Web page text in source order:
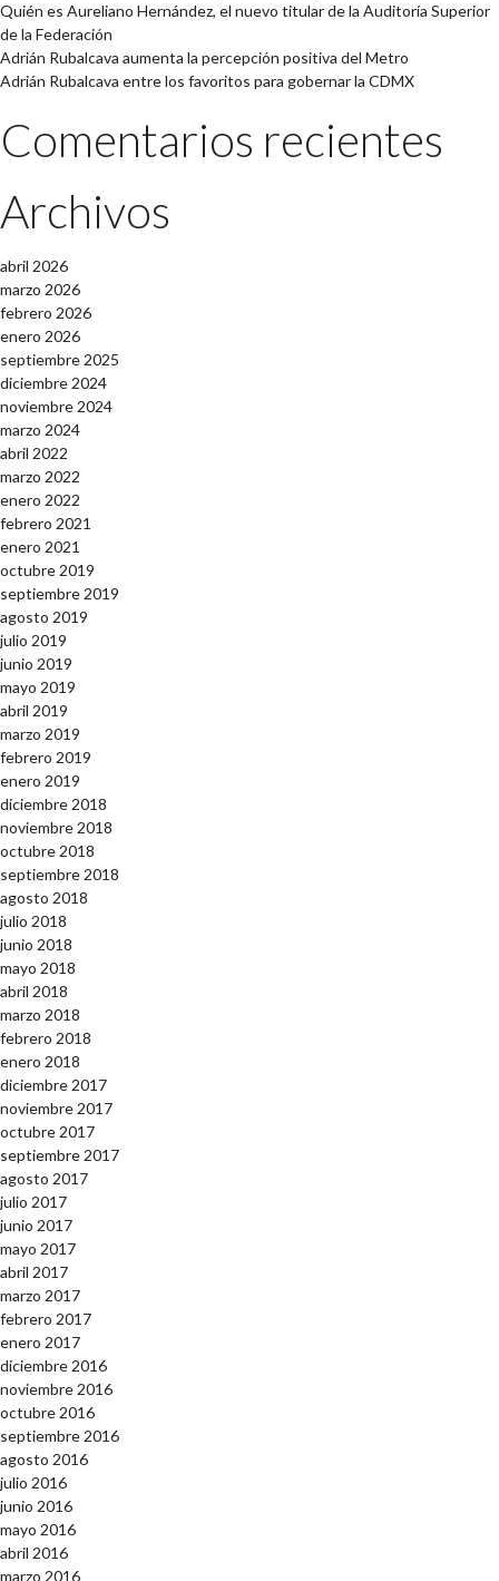
Quién es Aureliano Hernández, el nuevo titular de la Auditoría Superior
de la Federación
Adrián Rubalcava aumenta la percepción positiva del Metro
Adrián Rubalcava entre los favoritos para gobernar la CDMX
Comentarios recientes
Archivos
abril 2026
marzo 2026
febrero 2026
enero 2026
septiembre 2025
diciembre 2024
noviembre 2024
marzo 2024
abril 2022
marzo 2022
enero 2022
febrero 2021
enero 2021
octubre 2019
septiembre 2019
agosto 2019
julio 2019
junio 2019
mayo 2019
abril 2019
marzo 2019
febrero 2019
enero 2019
diciembre 2018
noviembre 2018
octubre 2018
septiembre 2018
agosto 2018
julio 2018
junio 2018
mayo 2018
abril 2018
marzo 2018
febrero 2018
enero 2018
diciembre 2017
noviembre 2017
octubre 2017
septiembre 2017
agosto 2017
julio 2017
junio 2017
mayo 2017
abril 2017
marzo 2017
febrero 2017
enero 2017
diciembre 2016
noviembre 2016
octubre 2016
septiembre 2016
agosto 2016
julio 2016
junio 2016
mayo 2016
abril 2016
marzo 2016